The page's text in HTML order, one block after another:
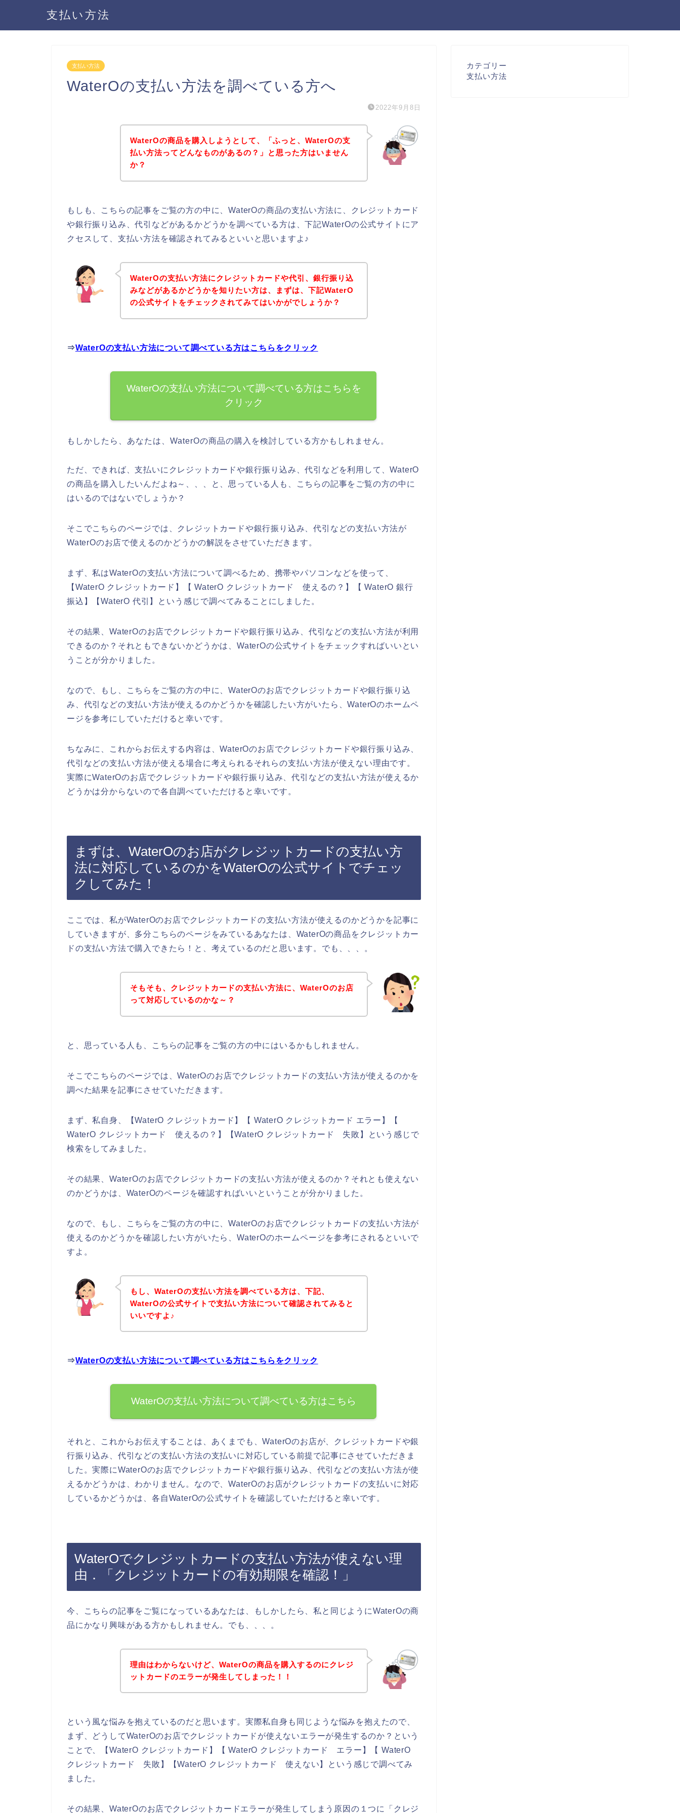
支払い方法
支払い方法
WaterOの支払い方法を調べている方へ
2022年9月8日
WaterOの商品を購入しようとして、「ふっと、WaterOの支
払い方法ってどんなものがあるの？」と思った方はいません
か？
もしも、こちらの記事をご覧の方の中に、WaterOの商品の支払い方法に、クレジットカード
や銀行振り込み、代引などがあるかどうかを調べている方は、下記WaterOの公式サイトにア
クセスして、支払い方法を確認されてみるといいと思いますよ♪
WaterOの支払い方法にクレジットカードや代引、銀行振り込
みなどがあるかどうかを知りたい方は、まずは、下記WaterO
の公式サイトをチェックされてみてはいかがでしょうか？
⇒WaterOの支払い方法について調べている方はこちらをクリック
WaterOの支払い方法について調べている方はこちらを
クリック
もしかしたら、あなたは、WaterOの商品の購入を検討している方かもしれません。
ただ、できれば、支払いにクレジットカードや銀行振り込み、代引などを利用して、WaterO
の商品を購入したいんだよね～、、、と、思っている人も、こちらの記事をご覧の方の中に
はいるのではないでしょうか？
そこでこちらのページでは、クレジットカードや銀行振り込み、代引などの支払い方法が
WaterOのお店で使えるのかどうかの解説をさせていただきます。
まず、私はWaterOの支払い方法について調べるため、携帯やパソコンなどを使って、
【WaterO クレジットカード】【 WaterO クレジットカード 使えるの？】【 WaterO 銀行
振込】【WaterO 代引】という感じで調べてみることにしました。
その結果、WaterOのお店でクレジットカードや銀行振り込み、代引などの支払い方法が利用
できるのか？それともできないかどうかは、WaterOの公式サイトをチェックすればいいとい
うことが分かりました。
なので、もし、こちらをご覧の方の中に、WaterOのお店でクレジットカードや銀行振り込
み、代引などの支払い方法が使えるのかどうかを確認したい方がいたら、WaterOのホームペ
ージを参考にしていただけると幸いです。
ちなみに、これからお伝えする内容は、WaterOのお店でクレジットカードや銀行振り込み、
代引などの支払い方法が使える場合に考えられるそれらの支払い方法が使えない理由です。
実際にWaterOのお店でクレジットカードや銀行振り込み、代引などの支払い方法が使えるか
どうかは分からないので各自調べていただけると幸いです。
まずは、WaterOのお店がクレジットカードの支払い方
法に対応しているのかをWaterOの公式サイトでチェッ
クしてみた！
ここでは、私がWaterOのお店でクレジットカードの支払い方法が使えるのかどうかを記事に
していきますが、多分こちらのページをみているあなたは、WaterOの商品をクレジットカー
ドの支払い方法で購入できたら！と、考えているのだと思います。でも、、、。
そもそも、クレジットカードの支払い方法に、WaterOのお店
って対応しているのかな～？
と、思っている人も、こちらの記事をご覧の方の中にはいるかもしれません。
そこでこちらのページでは、WaterOのお店でクレジットカードの支払い方法が使えるのかを
調べた結果を記事にさせていただきます。
まず、私自身、【WaterO クレジットカード】【 WaterO クレジットカード エラー】【
WaterO クレジットカード 使えるの？】【WaterO クレジットカード 失敗】という感じで
検索をしてみました。
その結果、WaterOのお店でクレジットカードの支払い方法が使えるのか？それとも使えない
のかどうかは、WaterOのページを確認すればいいということが分かりました。
なので、もし、こちらをご覧の方の中に、WaterOのお店でクレジットカードの支払い方法が
使えるのかどうかを確認したい方がいたら、WaterOのホームページを参考にされるといいで
すよ。
もし、WaterOの支払い方法を調べている方は、下記、
WaterOの公式サイトで支払い方法について確認されてみると
いいですよ♪
⇒WaterOの支払い方法について調べている方はこちらをクリック
WaterOの支払い方法について調べている方はこちら
それと、これからお伝えすることは、あくまでも、WaterOのお店が、クレジットカードや銀
行振り込み、代引などの支払い方法の支払いに対応している前提で記事にさせていただきま
した。実際にWaterOのお店でクレジットカードや銀行振り込み、代引などの支払い方法が使
えるかどうかは、わかりません。なので、WaterOのお店がクレジットカードの支払いに対応
しているかどうかは、各自WaterOの公式サイトを確認していただけると幸いです。
WaterOでクレジットカードの支払い方法が使えない理
由．「クレジットカードの有効期限を確認！」
今、こちらの記事をご覧になっているあなたは、もしかしたら、私と同じようにWaterOの商
品にかなり興味がある方かもしれません。でも、、、。
理由はわからないけど、WaterOの商品を購入するのにクレジ
ットカードのエラーが発生してしまった！！
という風な悩みを抱えているのだと思います。実際私自身も同じような悩みを抱えたので、
まず、どうしてWaterOのお店でクレジットカードが使えないエラーが発生するのか？という
ことで、【WaterO クレジットカード】【 WaterO クレジットカード エラー】【 WaterO
クレジットカード 失敗】【WaterO クレジットカード 使えない】という感じで調べてみ
ました。
その結果、WaterOのお店でクレジットカードエラーが発生してしまう原因の１つに「クレジ
カテゴリー
支払い方法